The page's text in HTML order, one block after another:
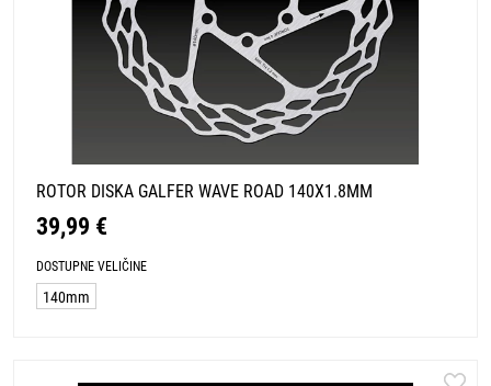
ROTOR DISKA GALFER WAVE ROAD 140X1.8MM
39,99 €
DOSTUPNE VELIČINE
140mm